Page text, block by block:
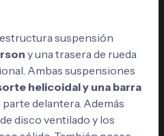
suspensión
y una trasera de rueda
Ambas suspensiones
helicoidal y una barra
delantera. Además
disco ventilado y los